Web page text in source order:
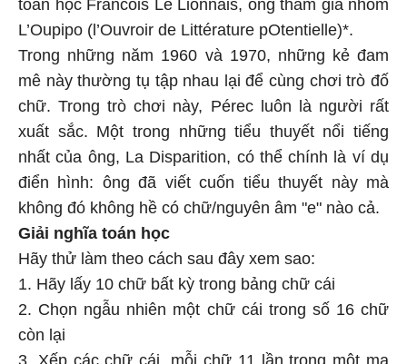
toán học Francois Le Lionnais, ông tham gia nhóm
L’Oupipo (l’Ouvroir de Littérature pOtentielle)*.
Trong những năm 1960 và 1970, những kẻ đam
mê này thường tụ tập nhau lại để cùng chơi trò đố
chữ. Trong trò chơi này, Pérec luôn là người rất
xuất sắc. Một trong những tiểu thuyết nổi tiếng
nhất của ông, La Disparition, có thể chính là ví dụ
điển hình: ông đã viết cuốn tiểu thuyết này mà
không đó không hề có chữ/nguyên âm "e" nào cả.
Giải nghĩa toán học
Hãy thử làm theo cách sau đây xem sao:
1. Hãy lấy 10 chữ bất kỳ trong bảng chữ cái
2. Chọn ngẫu nhiên một chữ cái trong số 16 chữ
còn lại
3. Xếp các chữ cái, mỗi chữ 11 lần trong một ma